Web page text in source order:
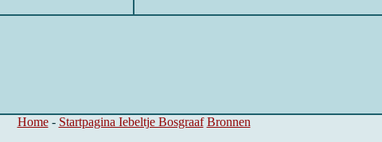
Home- Startpagina Iebeltje Bosgraaf Bronnen